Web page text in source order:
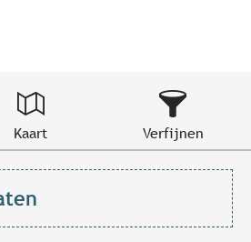
Kaart Verfijnen